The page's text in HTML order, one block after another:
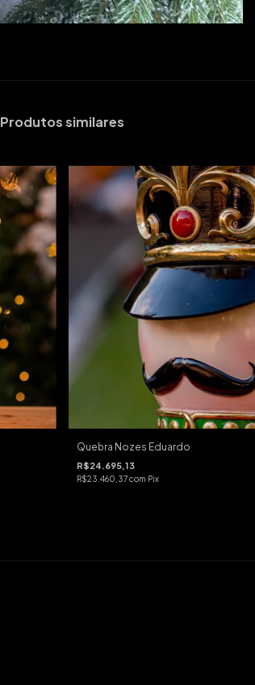
Produtos similares
Quebra Nozes Eduardo
R$24.695,13
R$23.460,37com Pix